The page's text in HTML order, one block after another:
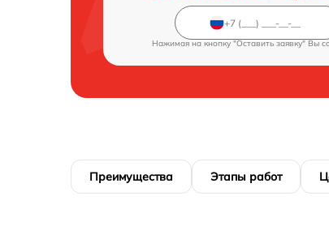
Нажимая на кнопку "Оставить заявку" Вы
Преимущества Этапы работ